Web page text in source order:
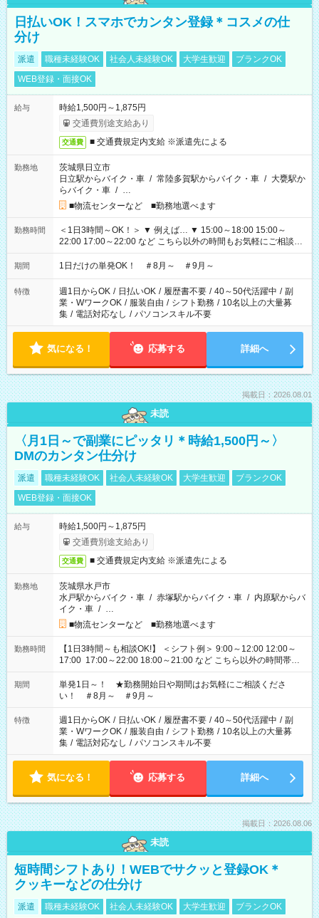
日払いOK！スマホでカンタン登録＊コスメの仕
分け
派遣 職種未経験OK 社会人未経験OK 大学生歓迎
ブランクOK
WEB登録・面接OK
給与
時給1,500円～1,875円
交通費別途支給あり
交通費 ■ 交通費規定内支給 ※派遣先による
勤務地
茨城県日立市
日立駅からバイク・車 / 常陸多賀駅からバイク・車 / 大甕駅か
らバイク・車 / …
■物流センターなど ■勤務地選べます
勤務時間
＜1日3時間～OK！＞ ▼ 例えば… ▼ 15:00～18:00 15:00～
22:00 17:00～22:00 など こちら以外の時間もお気軽にご相談く
ださい！
期間 1日だけの単発OK！ ＃8月～ ＃9月～
特徴 週1日からOK / 日払いOK / 履歴書不要 / 40～50代活躍中 / 副
業・WワークOK / 服装自由 / シフト勤務 / 10名以上の大量募
集 / 電話対応なし / パソコンスキル不要
気になる！ 応募する 詳細へ
掲載日：2026.08.01
未読
〈月1日～で副業にピッタリ＊時給1,500円～〉
DMのカンタン仕分け
派遣 職種未経験OK 社会人未経験OK 大学生歓迎
ブランクOK
WEB登録・面接OK
給与
時給1,500円～1,875円
交通費別途支給あり
交通費 ■ 交通費規定内支給 ※派遣先による
勤務地
茨城県水戸市
水戸駅からバイク・車 / 赤塚駅からバイク・車 / 内原駅からバ
イク・車 / …
■物流センターなど ■勤務地選べます
勤務時間
【1日3時間～も相談OK!】 ＜シフト例＞ 9:00～12:00 12:00～
17:00 17:00～22:00 18:00～21:00 など こちら以外の時間帯も
お気軽にご相談ください！
期間
単発1日～！ ★勤務開始日や期間はお気軽にご相談くださ
い！ ＃8月～ ＃9月～
特徴 週1日からOK / 日払いOK / 履歴書不要 / 40～50代活躍中 / 副
業・WワークOK / 服装自由 / シフト勤務 / 10名以上の大量募
集 / 電話対応なし / パソコンスキル不要
気になる！ 応募する 詳細へ
掲載日：2026.08.06
未読
短時間シフトあり！WEBでサクッと登録OK＊
クッキーなどの仕分け
派遣 職種未経験OK 社会人未経験OK 大学生歓迎
ブランクOK